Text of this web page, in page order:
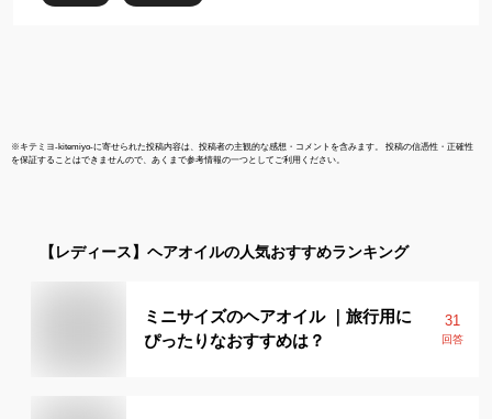
※キテミヨ-kitemiyo-に寄せられた投稿内容は、投稿者の主観的な感想・コメントを含みます。 投稿の信憑性・正確性
を保証することはできませんので、あくまで参考情報の一つとしてご利用ください。
【レディース】 ヘアオイルの人気おすすめランキング
ミニサイズのヘアオイル ｜旅行用に
ぴったりなおすすめは？
31
回答